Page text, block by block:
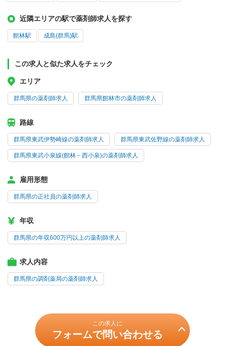
近隣エリアの駅で薬剤師求人を探す
館林駅 成島(群馬)駅
この求人と似た求人をチェック
エリア
群馬県の薬剤師求人 群馬県館林市の薬剤師求人
路線
群馬県東武伊勢崎線の薬剤師求人 群馬県東武佐野線の薬剤師求人
群馬県東武小泉線(館林－西小泉)の薬剤師求人
雇用形態
群馬県の正社員の薬剤師求人
年収
群馬県の年収600万円以上の薬剤師求人
求人内容
群馬県の調剤薬局の薬剤師求人
この求人に
フォームで問い合わせる